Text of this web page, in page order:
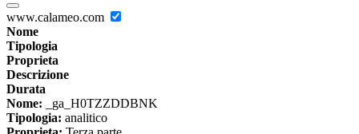
www.calameo.com
Nome
Tipologia
Proprieta
Descrizione
Durata
Nome: _ga_H0TZZDDBNK
Tipologia: analitico